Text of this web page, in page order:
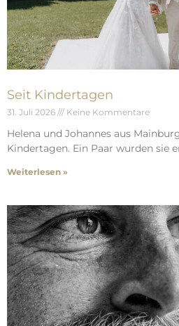
Seit Kindertagen
31. Juli 2026 Keine Kommentare
Helena und Johannes aus
Kindertagen. Ein Paar wurden sie
Weiterlesen »